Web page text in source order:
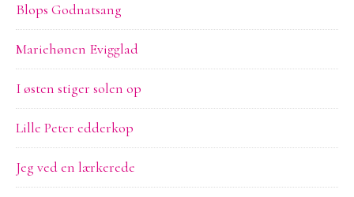
Blops Godnatsang
Mariehønen Evigglad
I østen stiger solen op
Lille Peter edderkop
Jeg ved en lærkerede